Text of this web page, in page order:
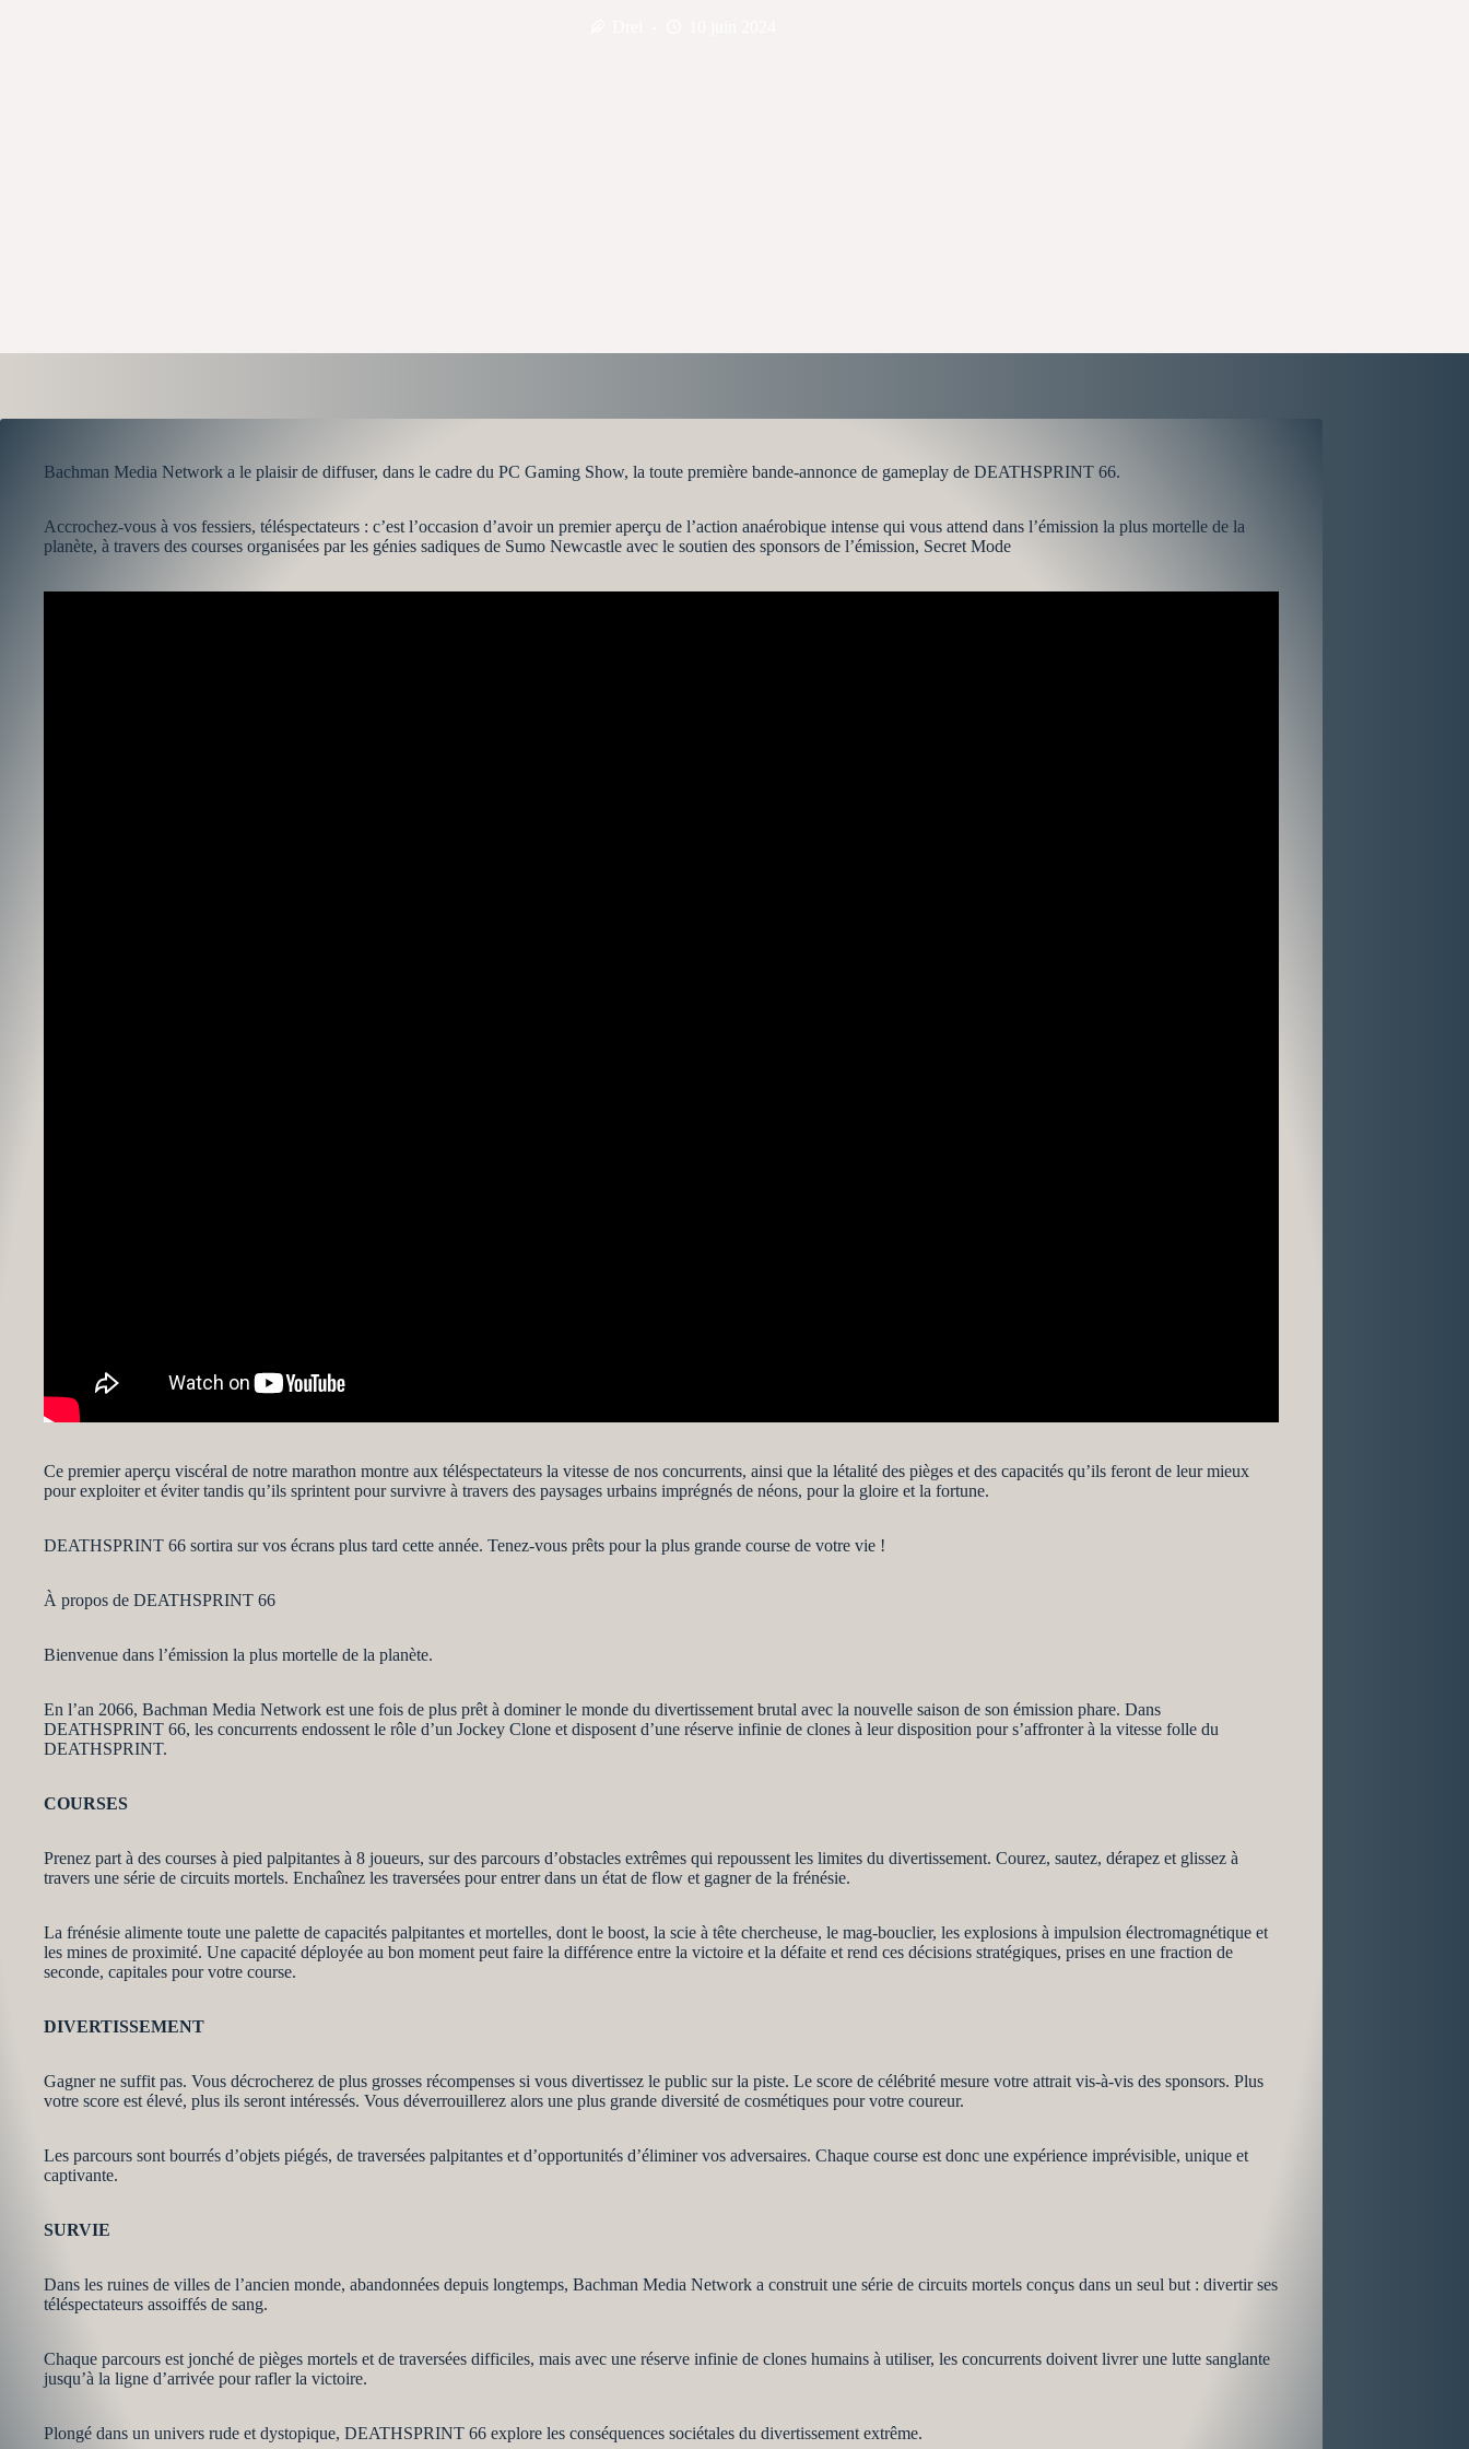
Bachman Media Network a le plaisir de diffuser, dans le cadre du PC Gaming Show, la toute première bande-annonce de gameplay de DEATHSPRINT 66.
Accrochez-vous à vos fessiers, téléspectateurs : c’est l’occasion d’avoir un premier aperçu de l’action anaérobique intense qui vous attend dans l’émission la plus mortelle de la
planète, à travers des courses organisées par les génies sadiques de Sumo Newcastle avec le soutien des sponsors de l’émission, Secret Mode
Ce premier aperçu viscéral de notre marathon montre aux téléspectateurs la vitesse de nos concurrents, ainsi que la létalité des pièges et des capacités qu’ils feront de leur mieux
pour exploiter et éviter tandis qu’ils sprintent pour survivre à travers des paysages urbains imprégnés de néons, pour la gloire et la fortune.
DEATHSPRINT 66 sortira sur vos écrans plus tard cette année. Tenez-vous prêts pour la plus grande course de votre vie !
À propos de DEATHSPRINT 66
Bienvenue dans l’émission la plus mortelle de la planète.
En l’an 2066, Bachman Media Network est une fois de plus prêt à dominer le monde du divertissement brutal avec la nouvelle saison de son émission phare. Dans
DEATHSPRINT 66, les concurrents endossent le rôle d’un Jockey Clone et disposent d’une réserve infinie de clones à leur disposition pour s’affronter à la vitesse folle du
DEATHSPRINT.
COURSES
Prenez part à des courses à pied palpitantes à 8 joueurs, sur des parcours d’obstacles extrêmes qui repoussent les limites du divertissement. Courez, sautez, dérapez et glissez à
travers une série de circuits mortels. Enchaînez les traversées pour entrer dans un état de flow et gagner de la frénésie.
La frénésie alimente toute une palette de capacités palpitantes et mortelles, dont le boost, la scie à tête chercheuse, le mag-bouclier, les explosions à impulsion électromagnétique et
les mines de proximité. Une capacité déployée au bon moment peut faire la différence entre la victoire et la défaite et rend ces décisions stratégiques, prises en une fraction de
seconde, capitales pour votre course.
DIVERTISSEMENT
Gagner ne suffit pas. Vous décrocherez de plus grosses récompenses si vous divertissez le public sur la piste. Le score de célébrité mesure votre attrait vis-à-vis des sponsors. Plus
votre score est élevé, plus ils seront intéressés. Vous déverrouillerez alors une plus grande diversité de cosmétiques pour votre coureur.
Les parcours sont bourrés d’objets piégés, de traversées palpitantes et d’opportunités d’éliminer vos adversaires. Chaque course est donc une expérience imprévisible, unique et
captivante.
SURVIE
Dans les ruines de villes de l’ancien monde, abandonnées depuis longtemps, Bachman Media Network a construit une série de circuits mortels conçus dans un seul but : divertir ses
téléspectateurs assoiffés de sang.
Chaque parcours est jonché de pièges mortels et de traversées difficiles, mais avec une réserve infinie de clones humains à utiliser, les concurrents doivent livrer une lutte sanglante
jusqu’à la ligne d’arrivée pour rafler la victoire.
Plongé dans un univers rude et dystopique, DEATHSPRINT 66 explore les conséquences sociétales du divertissement extrême.